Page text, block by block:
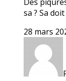
sa ? Sa
28 mars